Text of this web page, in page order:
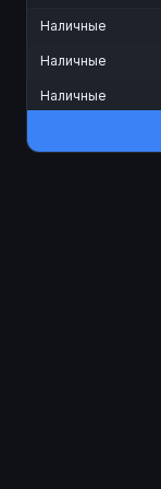
Наличные
Наличные
Наличные